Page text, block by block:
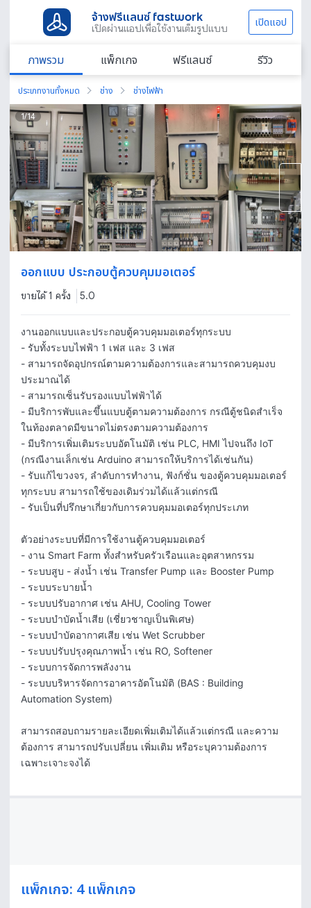
จ้างฟรีแลนซ์ fastwork
เปิดผ่านแอปเพื่อใช้งานเต็มรูปแบบ เปิดแอป
ภาพรวม แพ็กเกจ ฟรีแลนซ์ รีวิว
ประเภทงานทั้งหมด ช่าง ช่างไฟฟ้า
1/14
ออกแบบ ประกอบตู้ควบคุมมอเตอร์
ขายได้ 1 ครั้ง 5.0
งานออกแบบและประกอบตู้ควบคุมมอเตอร์ทุกระบบ
- รับทั้งระบบไฟฟ้า 1 เฟส และ 3 เฟส
- สามารถจัดอุปกรณ์ตามความต้องการและสามารถควบคุมงบ
ประมาณได้
- สามารถเซ็นรับรองแบบไฟฟ้าได้
- มีบริการพับและขึ้นแบบตู้ตามความต้องการ กรณีตู้ชนิดสำเร็จ
ในท้องตลาดมีขนาดไม่ตรงตามความต้องการ
- มีบริการเพิ่มเติมระบบอัตโนมัติ เช่น PLC, HMI ไปจนถึง IoT
(กรณีงานเล็กเช่น Arduino สามารถให้บริการได้เช่นกัน)
- รับแก้ไขวงจร, ลำดับการทำงาน, ฟังก์ชั่น ของตู้ควบคุมมอเตอร์
ทุกระบบ สามารถใช้ของเดิมร่วมได้แล้วแต่กรณี
- รับเป็นที่ปรึกษาเกี่ยวกับการควบคุมมอเตอร์ทุกประเภท
ตัวอย่างระบบที่มีการใช้งานตู้ควบคุมมอเตอร์
- งาน Smart Farm ทั้งสำหรับครัวเรือนและอุตสาหกรรม
- ระบบสูบ - ส่งน้ำ เช่น Transfer Pump และ Booster Pump
- ระบบระบายน้ำ
- ระบบปรับอากาศ เช่น AHU, Cooling Tower
- ระบบบำบัดน้ำเสีย (เชี่ยวชาญเป็นพิเศษ)
- ระบบบำบัดอากาศเสีย เช่น Wet Scrubber
- ระบบปรับปรุงคุณภาพน้ำ เช่น RO, Softener
- ระบบการจัดการพลังงาน
- ระบบบริหารจัดการอาคารอัตโนมัติ (BAS : Building
Automation System)
สามารถสอบถามรายละเอียดเพิ่มเติมได้แล้วแต่กรณี และความ
ต้องการ สามารถปรับเปลี่ยน เพิ่มเติม หรือระบุความต้องการ
เฉพาะเจาะจงได้
แพ็กเกจ: 4 แพ็กเกจ